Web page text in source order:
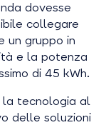
dovesse
collegare
un gruppo in
e la potenza
di 45 kWh.
la tecnologia al
delle soluzioni